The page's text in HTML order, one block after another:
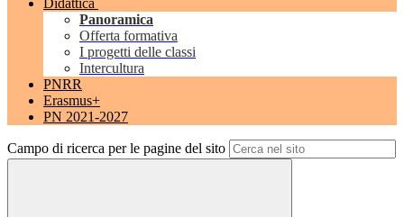
Didattica
Panoramica
Offerta formativa
I progetti delle classi
Intercultura
PNRR
Erasmus+
PN 2021-2027
Campo di ricerca per le pagine del sito